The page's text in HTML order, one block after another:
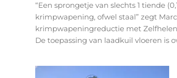
“Een sprongetje van slechts 1 tiende
krimpwapening, ofwel staal” zegt
krimpwapeningreductie met
De toepassing van laadkuil vloeren is